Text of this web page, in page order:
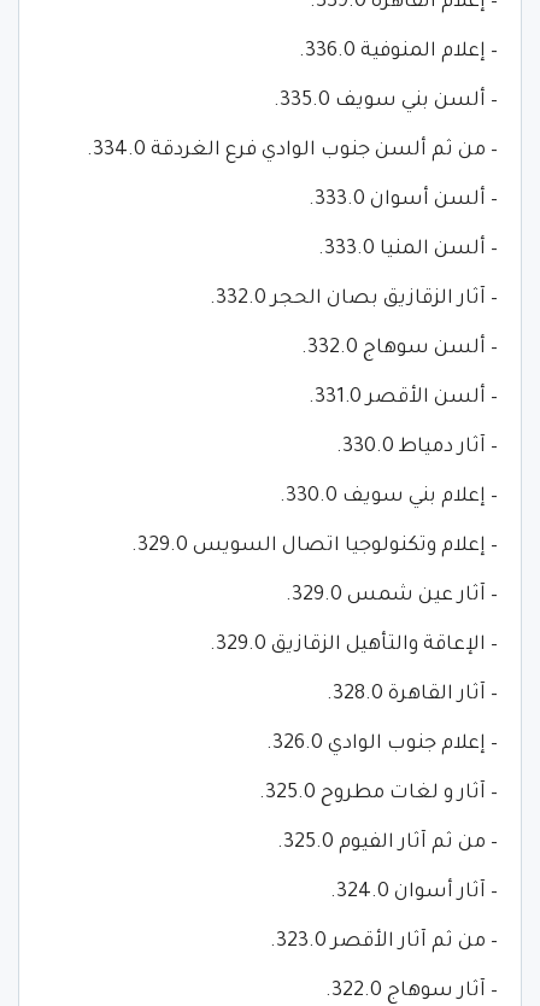
– إعلام المنوفية 336.0.
– ألسن بني سويف 335.0.
– من ثم ألسن جنوب الوادي فرع الغردقة 334.0.
– ألسن أسوان 333.0.
– ألسن المنيا 333.0.
– آثار الزقازيق بصان الحجر 332.0.
– ألسن سوهاج 332.0.
– ألسن الأقصر 331.0.
– آثار دمياط 330.0.
– إعلام بني سويف 330.0.
– إعلام وتكنولوجيا اتصال السويس 329.0.
– آثار عين شمس 329.0.
– الإعاقة والتأهيل الزقازيق 329.0.
– آثار القاهرة 328.0.
– إعلام جنوب الوادي 326.0.
– آثار و لغات مطروح 325.0.
– من ثم آثار الفيوم 325.0.
– آثار أسوان 324.0.
– من ثم آثار الأقصر 323.0.
– آثار سوهاج 322.0.